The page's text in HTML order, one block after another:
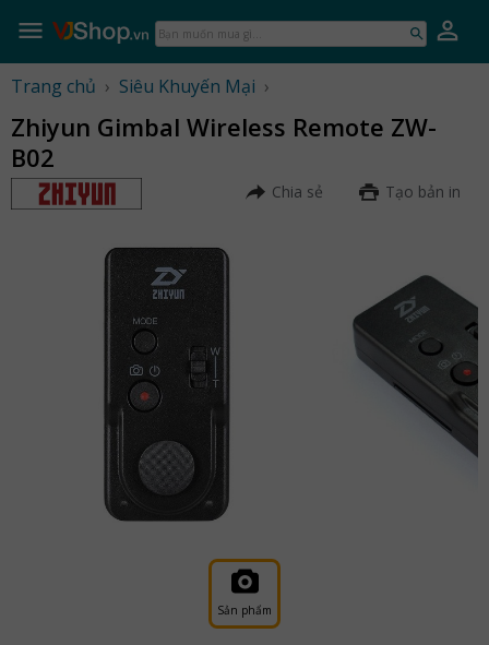
Bạn
muốn
gì...
Trang chủ › Siêu Khuyến Mại ›
Zhiyun Gimbal Wireless Remote ZW-
B02
Chia sẻ Tạo bản in
Sản phẩm